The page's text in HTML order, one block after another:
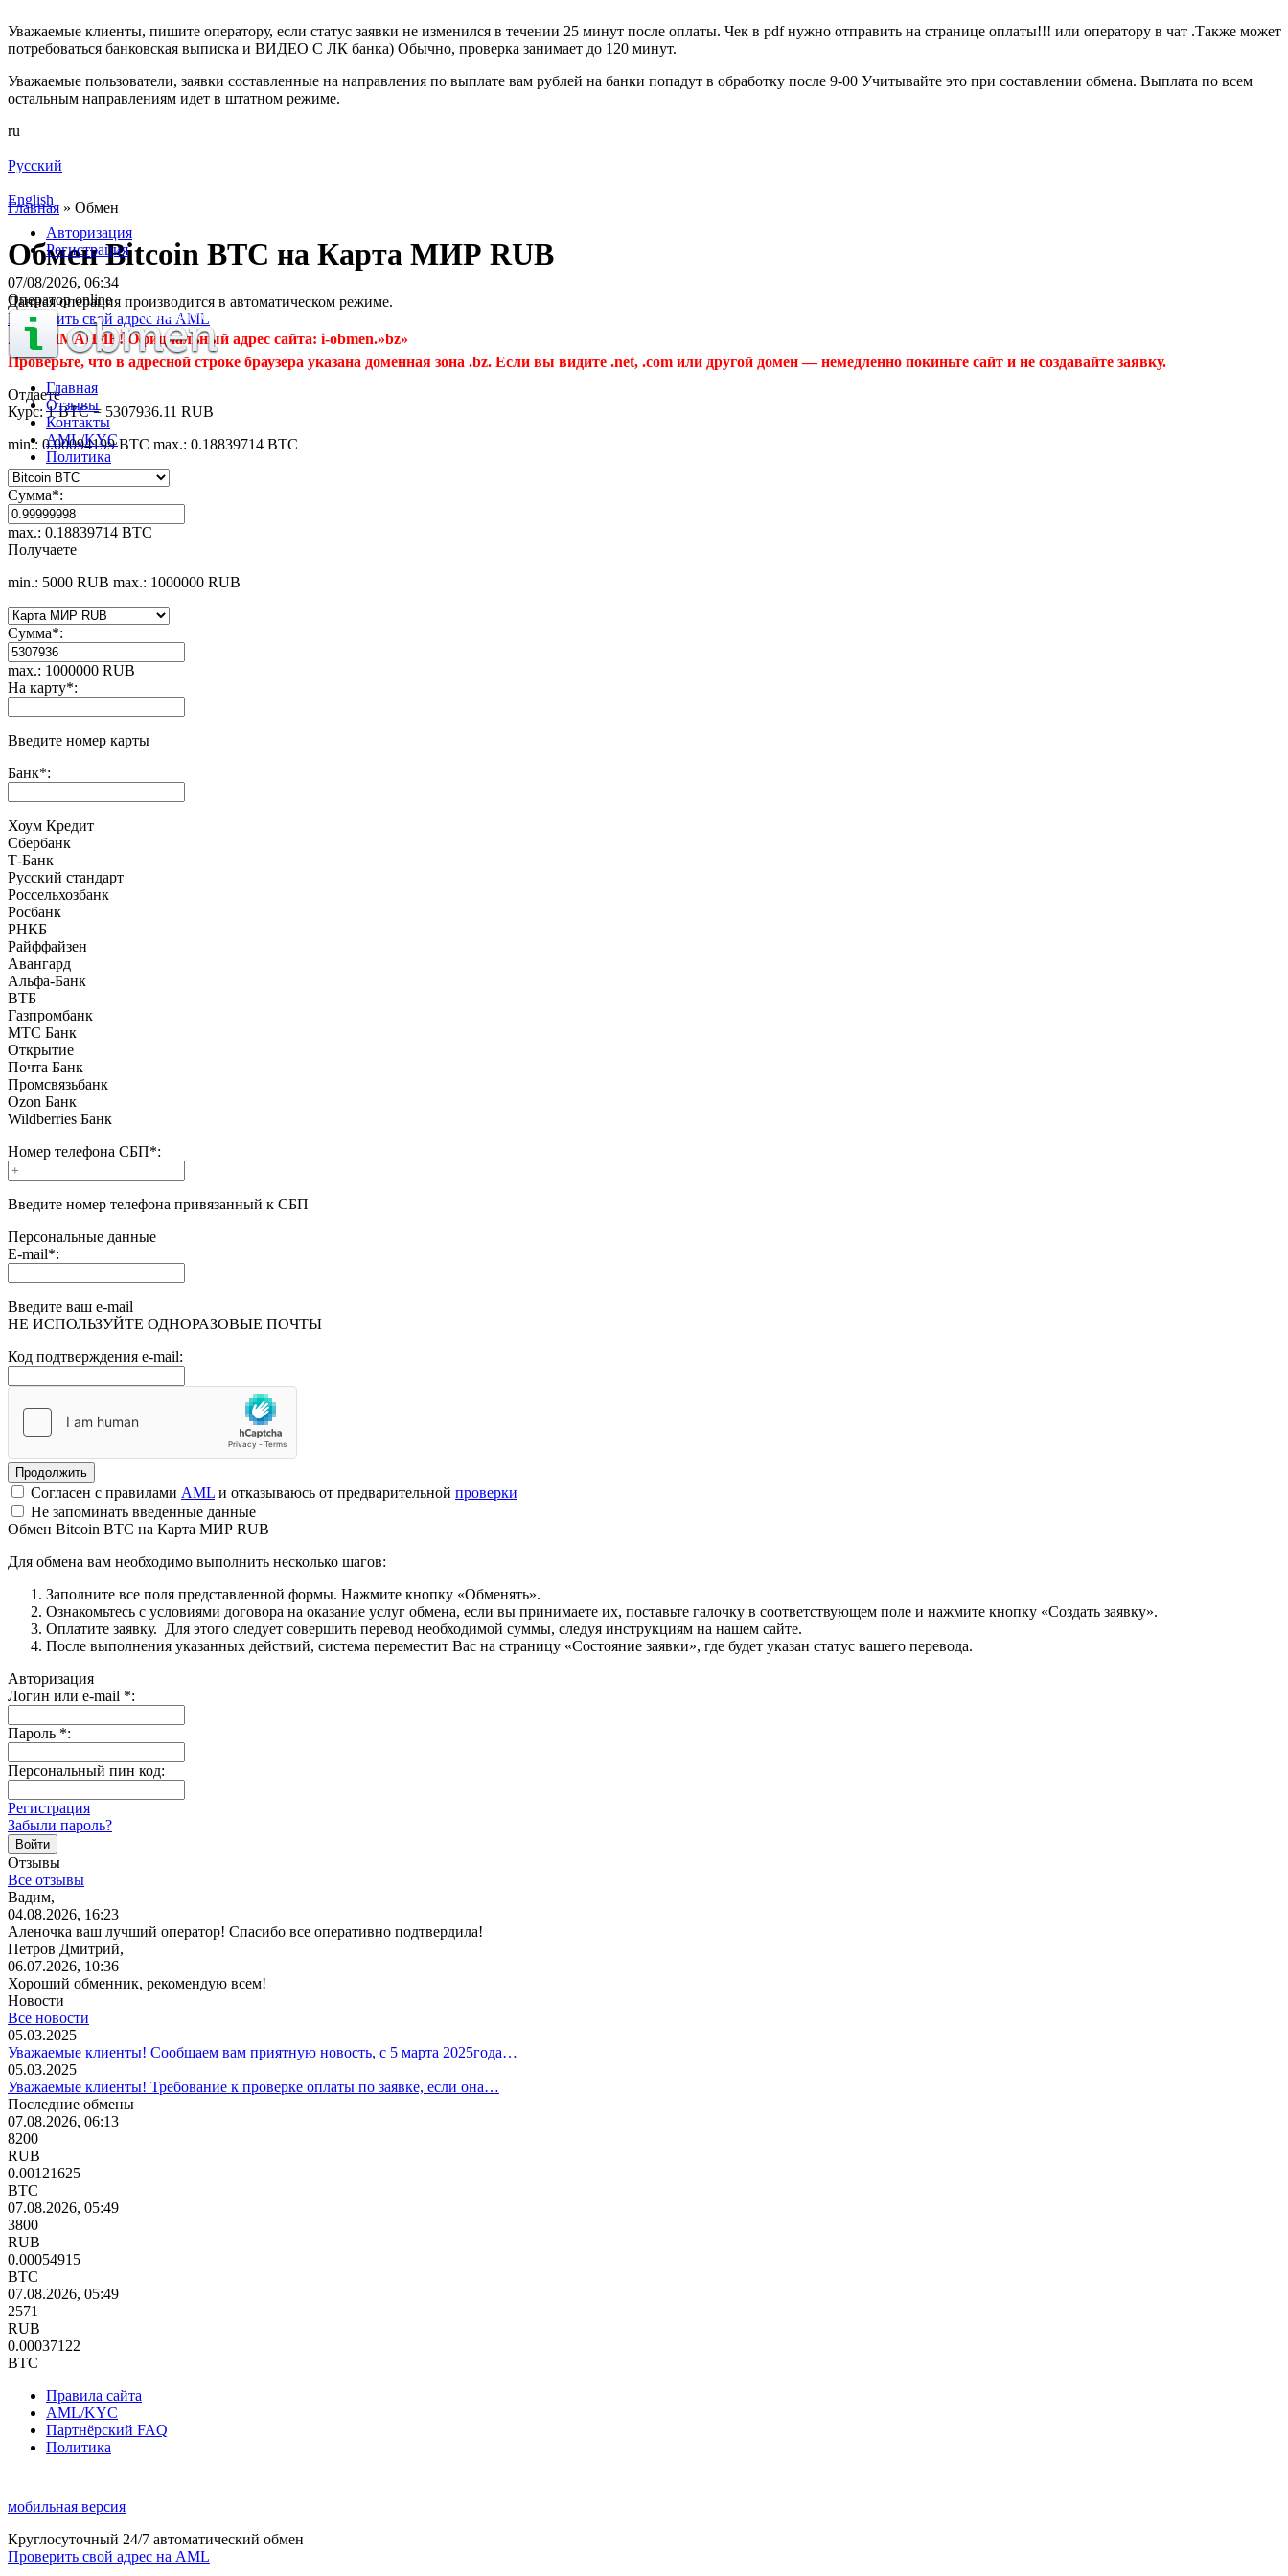
Уважаемые клиенты, пишите оператору, если статус заявки не изменился в течении 25 минут после оплаты. Чек в pdf нужно отправить на странице оплаты!!! или оператору в чат .Также может
потребоваться банковская выписка и ВИДЕО С ЛК банка) Обычно, проверка занимает до 120 минут.
Уважаемые пользователи, заявки составленные на направления по выплате вам рублей на банки попадут в обработку после 9-00 Учитывайте это при составлении обмена. Выплата по всем
остальным направлениям идет в штатном режиме.
ru
Русский
English
Авторизация
Регистрация
07/08/2026, 06:34
Оператор online
Главная
Отзывы
Контакты
AML/KYC
Политика
Главная » Обмен
Обмен Bitcoin BTC на Карта МИР RUB
Данная операция производится в автоматическом режиме.
Проверить свой адрес на AML
⚠️ ВНИМАНИЕ! Официальный адрес сайта: i-obmen.»bz»
Проверьте, что в адресной строке браузера указана доменная зона .bz. Если вы видите .net, .com или другой домен — немедленно покиньте сайт и не создавайте заявку.
Отдаете
Курс:1 BTC = 5307936.11 RUB
min.: 0.00094199 BTC max.: 0.18839714 BTC
Сумма*:
max.: 0.18839714 BTC
Получаете
min.: 5000 RUB max.: 1000000 RUB
Сумма*:
max.: 1000000 RUB
На карту*:
Введите номер карты
Банк*:
Хоум Кредит
Сбербанк
Т-Банк
Русский стандарт
Россельхозбанк
Росбанк
РНКБ
Райффайзен
Авангард
Альфа-Банк
ВТБ
Газпромбанк
МТС Банк
Открытие
Почта Банк
Промсвязьбанк
Ozon Банк
Wildberries Банк
Номер телефона СБП*:
Введите номер телефона привязанный к СБП
Персональные данные
E-mail*:
Введите ваш e-mail
НЕ ИСПОЛЬЗУЙТЕ ОДНОРАЗОВЫЕ ПОЧТЫ
Код подтверждения e-mail:
Согласен с правилами AML и отказываюсь от предварительной проверки
Не запоминать введенные данные
Обмен Bitcoin BTC на Карта МИР RUB
Для обмена вам необходимо выполнить несколько шагов:
Заполните все поля представленной формы. Нажмите кнопку «Обменять».
Ознакомьтесь с условиями договора на оказание услуг обмена, если вы принимаете их, поставьте галочку в соответствующем поле и нажмите кнопку «Создать заявку».
Оплатите заявку. Для этого следует совершить перевод необходимой суммы, следуя инструкциям на нашем сайте.
После выполнения указанных действий, система переместит Вас на страницу «Состояние заявки», где будет указан статус вашего перевода.
Авторизация
Логин или e-mail *:
Пароль *:
Персональный пин код:
Регистрация
Забыли пароль?
Отзывы
Все отзывы
Вадим,
04.08.2026, 16:23
Аленочка ваш лучший оператор! Спасибо все оперативно подтвердила!
Петров Дмитрий,
06.07.2026, 10:36
Хороший обменник, рекомендую всем!
Новости
Все новости
05.03.2025
Уважаемые клиенты! Сообщаем вам приятную новость, с 5 марта 2025года…
05.03.2025
Уважаемые клиенты! Требование к проверке оплаты по заявке, если она…
Последние обмены
07.08.2026, 06:13
8200
RUB
0.00121625
BTC
07.08.2026, 05:49
3800
RUB
0.00054915
BTC
07.08.2026, 05:49
2571
RUB
0.00037122
BTC
Правила сайта
AML/KYC
Партнёрский FAQ
Политика
мобильная версия
Круглосуточный 24/7 автоматический обмен
Проверить свой адрес на AML